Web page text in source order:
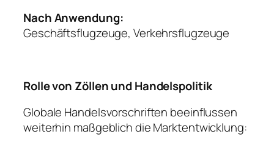
Nach Anwendung:
Geschäftsflugzeuge, Verkehrsflugzeuge
Rolle von Zöllen und Handelspolitik
Globale Handelsvorschriften beeinflussen
weiterhin maßgeblich die Marktentwicklung: